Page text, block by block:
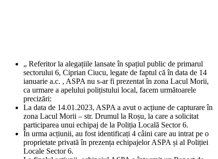
„ Referitor la alegațiile lansate în spațiul public de primarul
sectorului 6, Ciprian Ciucu, legate de faptul că în data de 14
ianuarie a.c. , ASPA nu s-ar fi prezentat în zona Lacul Morii,
ca urmare a apelului polițistului local, facem următoarele
precizări:
La data de 14.01.2023, ASPA a avut o acțiune de capturare în
zona Lacul Morii – str. Drumul la Roșu, la care a solicitat
participarea unui echipaj de la Poliția Locală Sector 6.
În urma acțiunii, au fost identificați 4 câini care au intrat pe o
proprietate privată în prezența echipajelor ASPA și al Poliției
Locale Sector 6.